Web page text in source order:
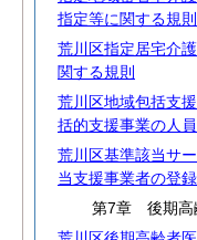
指定等に関する規則
荒川区指定居宅介
関する規則
荒川区地域包括支
括的支援事業の人
荒川区基準該当サ
当支援事業者の登
第7章 後期高